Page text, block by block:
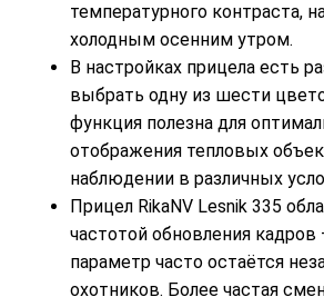
температурного контраста,
холодным осенним утром.
В настройках прицела есть
выбрать одну из шести
функция полезна для
отображения тепловых
наблюдении в различных
Прицел RikaNV Lesnik 335
частотой обновления кадров
параметр часто остаётся
охотников. Более частая